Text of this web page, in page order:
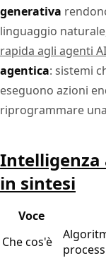
generativa
linguaggio
rapida agli agenti AI
agentica: sistemi
eseguono azioni
riprogrammare
Intelligenza
in sintesi
Voce
Che cos'è